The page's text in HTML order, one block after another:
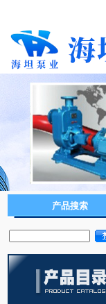
产品搜索